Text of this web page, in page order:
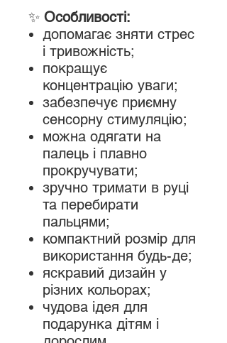
✨ Особливості:
допомагає зняти стрес
і тривожність;
покращує
концентрацію уваги;
забезпечує приємну
сенсорну стимуляцію;
можна одягати на
палець і плавно
прокручувати;
зручно тримати в руці
та перебирати
пальцями;
компактний розмір для
використання будь-де;
яскравий дизайн у
різних кольорах;
чудова ідея для
подарунка дітям і